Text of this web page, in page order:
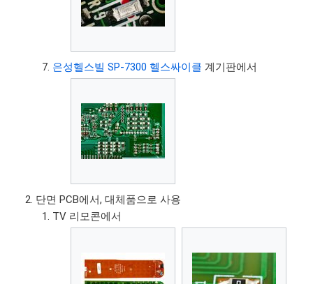
은성헬스빌 SP-7300 헬스싸이클 계기판에서
단면 PCB에서, 대체품으로 사용
TV 리모콘에서